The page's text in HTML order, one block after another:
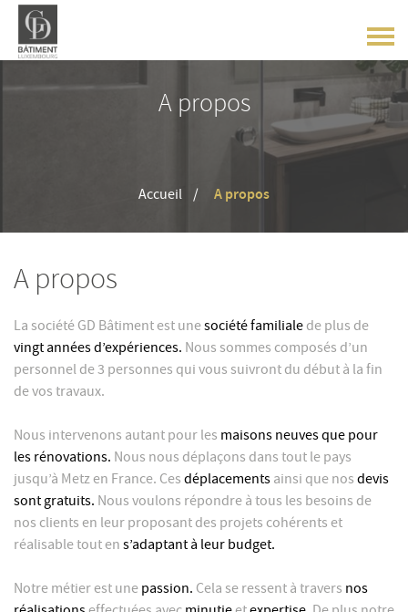
A propos
Accueil A propos
A propos
La société GD Bâtiment est unesociété familiale de plus de
vingt années d’expériences. Nous sommes composés d’un
personnel de 3 personnes qui vous suivront du début à la fin
de vos travaux.
Nous intervenons autant pour les maisons neuves que pour
les rénovations. Nous nous déplaçons dans tout le pays
jusqu’à Metz en France. Ces déplacements ainsi que nos devis
sont gratuits. Nous voulons répondre à tous les besoins de
nos clients en leur proposant des projets cohérents et
réalisable tout en s’adaptant à leur budget.
Notre métier est une passion. Cela se ressent à travers nos